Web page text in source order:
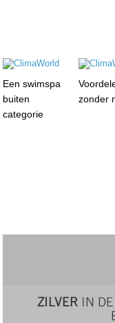
Een swimspa
buiten
categorie
zonder
ZILVER IN